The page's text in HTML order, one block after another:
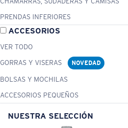
PRENDAS INFERIORES
ACCESORIOS
VER TODO
GORRAS Y VISERAS
NOVEDAD
BOLSAS Y MOCHILAS
ACCESORIOS PEQUEÑOS
NUESTRA SELECCIÓN